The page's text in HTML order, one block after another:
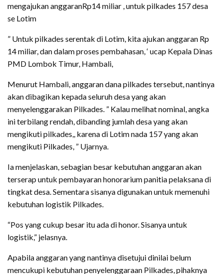
mengajukan anggaranRp14 miliar , untuk pilkades 157 desa
se Lotim
” Untuk pilkades serentak di Lotim, kita ajukan anggaran Rp
14 miliar, dan dalam proses pembahasan, ‘ ucap Kepala Dinas
PMD Lombok Timur, Hambali,
Menurut Hambali, anggaran dana pilkades tersebut, nantinya
akan dibagikan kepada seluruh desa yang akan
menyelenggarakan Pilkades. ” Kalau melihat nominal, angka
ini terbilang rendah, dibanding jumlah desa yang akan
mengikuti pilkades,, karena di Lotim nada 157 yang akan
mengikuti Pilkades, ” Ujarnya.
Ia menjelaskan, sebagian besar kebutuhan anggaran akan
terserap untuk pembayaran honorarium panitia pelaksana di
tingkat desa. Sementara sisanya digunakan untuk memenuhi
kebutuhan logistik Pilkades.
“Pos yang cukup besar itu ada di honor. Sisanya untuk
logistik,” jelasnya.
Apabila anggaran yang nantinya disetujui dinilai belum
mencukupi kebutuhan penyelenggaraan Pilkades, pihaknya